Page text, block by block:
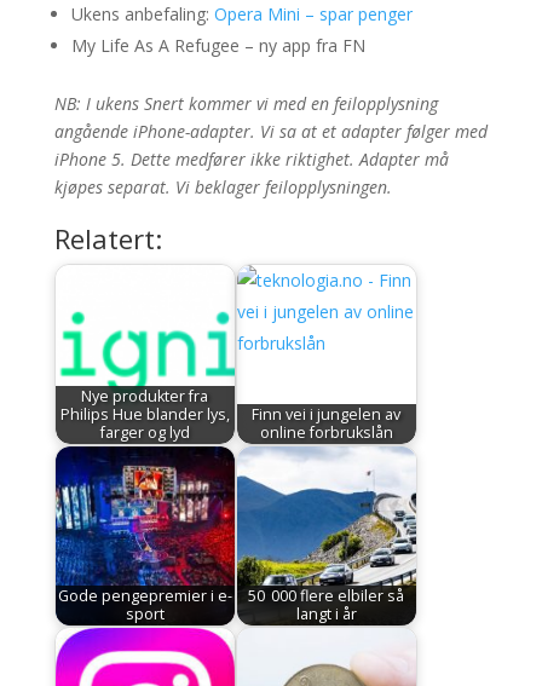
Ukens anbefaling: Opera Mini – spar penger
My Life As A Refugee – ny app fra FN
NB: I ukens Snert kommer vi med en feilopplysning
angående iPhone-adapter. Vi sa at et adapter følger med
iPhone 5. Dette medfører ikke riktighet. Adapter må
kjøpes separat. Vi beklager feilopplysningen.
Relatert:
Nye produkter fra
Philips Hue blander lys,
farger og lyd
Finn vei i jungelen av
online forbrukslån
Gode pengepremier i e-
sport
50 000 flere elbiler så
langt i år